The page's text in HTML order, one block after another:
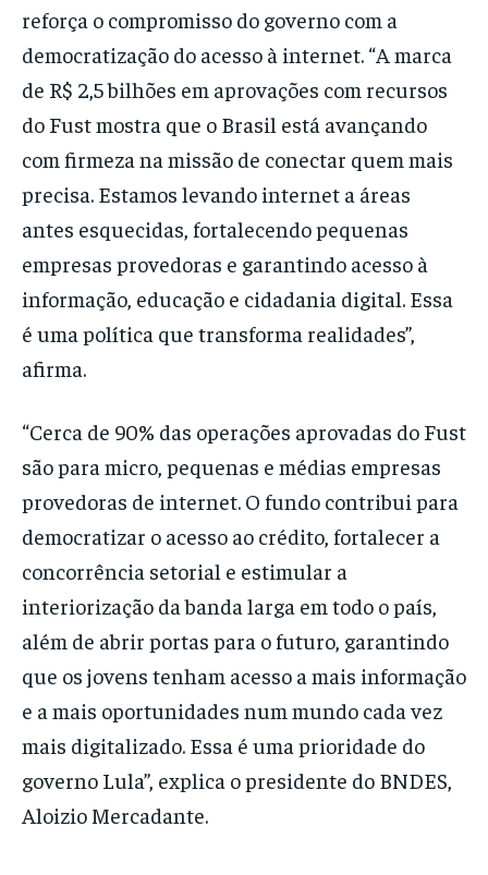
reforça o compromisso do governo com a
democratização do acesso à internet. “A marca
de R$ 2,5 bilhões em aprovações com recursos
do Fust mostra que o Brasil está avançando
com firmeza na missão de conectar quem mais
precisa. Estamos levando internet a áreas
antes esquecidas, fortalecendo pequenas
empresas provedoras e garantindo acesso à
informação, educação e cidadania digital. Essa
é uma política que transforma realidades”,
afirma.
“Cerca de 90% das operações aprovadas do Fust
são para micro, pequenas e médias empresas
provedoras de internet. O fundo contribui para
democratizar o acesso ao crédito, fortalecer a
concorrência setorial e estimular a
interiorização da banda larga em todo o país,
além de abrir portas para o futuro, garantindo
que os jovens tenham acesso a mais informação
e a mais oportunidades num mundo cada vez
mais digitalizado. Essa é uma prioridade do
governo Lula”, explica o presidente do BNDES,
Aloizio Mercadante.